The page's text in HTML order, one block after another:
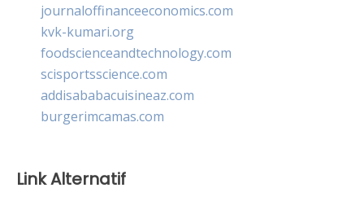
journaloffinanceeconomics.com
kvk-kumari.org
foodscienceandtechnology.com
scisportsscience.com
addisababacuisineaz.com
burgerimcamas.com
Link Alternatif